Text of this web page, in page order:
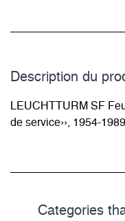
Description du­
LEUCHTTURM SF
de service››, 1954-
Categories